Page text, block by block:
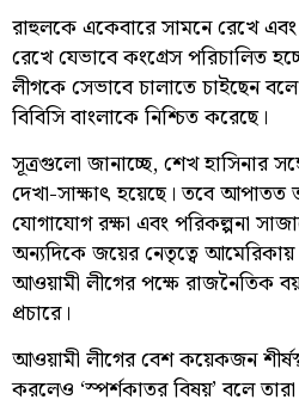
রাহুলকে একেবারে সামনে রেখে এবং
রেখে যেভাবে কংগ্রেস পরিচালিত
লীগকে সেভাবে চালাতে চাইছেন
বিবিসি বাংলাকে নিশ্চিত করেছে।
সূত্রগুলো জানাচ্ছে, শেখ হাসিনার
দেখা-সাক্ষাৎ হয়েছে। তবে আপাতত
যোগাযোগ রক্ষা এবং পরিকল্পনা
অন্যদিকে জয়ের নেতৃত্বে
আওয়ামী লীগের পক্ষে রাজনৈতিক
প্রচারে।
আওয়ামী লীগের বেশ কয়েকজন
করলেও ‘স্পর্শকাতর বিষয়’ বলে